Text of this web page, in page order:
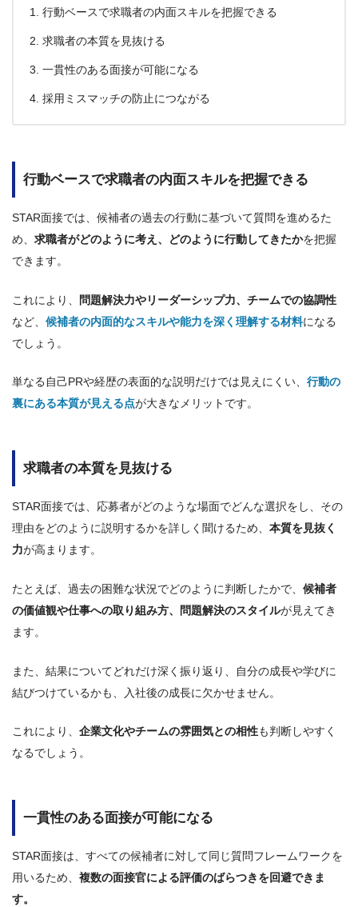
行動ベースで求職者の内面スキルを把握できる
求職者の本質を見抜ける
一貫性のある面接が可能になる
採用ミスマッチの防止につながる
行動ベースで求職者の内面スキルを把握できる
STAR面接では、候補者の過去の行動に基づいて質問を進めるた
め、 求職者がどのように考え、どのように行動してきたかを把握
できます。
これにより、
問題解決力やリーダーシップ力、チームでの協調性
など、 候補者の内面的なスキルや能力を深く理解する材料になる
でしょう。
単なる自己PRや経歴の表面的な説明だけでは見えにくい、 行動の
裏にある本質が見える点が大きなメリットです。
求職者の本質を見抜ける
STAR面接では、応募者がどのような場面でどんな選択をし、その
理由をどのように説明するかを詳しく聞けるため、 本質を見抜く
力が高まります。
たとえば、過去の困難な状況でどのように判断したかで、 候補者
の価値観や仕事への取り組み方、問題解決のスタイルが見えてき
ます。
また、結果についてどれだけ深く振り返り、自分の成長や学びに
結びつけているかも、入社後の成長に欠かせません。
これにより、 企業文化やチームの雰囲気との相性も判断しやすく
なるでしょう。
一貫性のある面接が可能になる
STAR面接は、すべての候補者に対して同じ質問フレームワークを
用いるため、 複数の面接官による評価のばらつきを回避できま
す。